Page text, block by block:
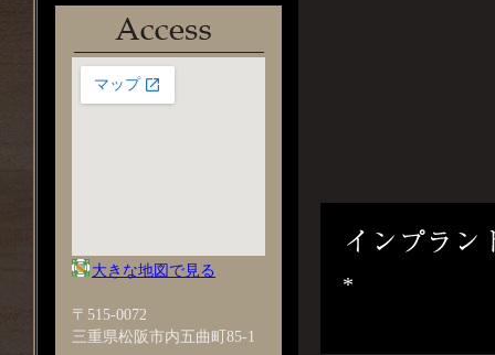
*
大きな地図で見る
〒515-0072
三重県松阪市内五曲町85-1